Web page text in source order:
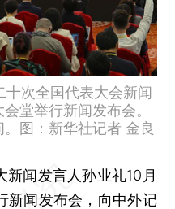
十次全国代表大会新闻
堂举行新闻发布会。
图：新华社记者 金良
新闻发言人孙业礼10月
新闻发布会，向中外记